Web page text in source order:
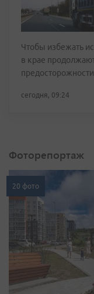
Чтобы избежать
в крае
предосторожности
сегодня, 09:24
Фоторепортаж
20 фото